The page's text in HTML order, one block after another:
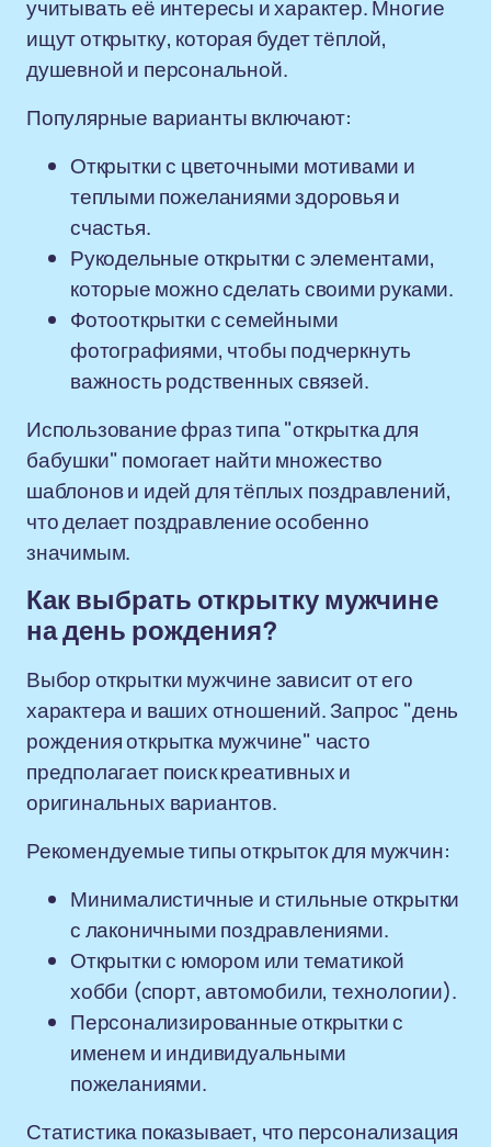
учитывать её интересы и характер. Многие
ищут открытку, которая будет тёплой,
душевной и персональной.
Популярные варианты включают:
Открытки с цветочными мотивами и
теплыми пожеланиями здоровья и
счастья.
Рукодельные открытки с элементами,
которые можно сделать своими руками.
Фотооткрытки с семейными
фотографиями, чтобы подчеркнуть
важность родственных связей.
Использование фраз типа "открытка для
бабушки" помогает найти множество
шаблонов и идей для тёплых поздравлений,
что делает поздравление особенно
значимым.
Как выбрать открытку мужчине
на день рождения?
Выбор открытки мужчине зависит от его
характера и ваших отношений. Запрос "день
рождения открытка мужчине" часто
предполагает поиск креативных и
оригинальных вариантов.
Рекомендуемые типы открыток для мужчин:
Минималистичные и стильные открытки
с лаконичными поздравлениями.
Открытки с юмором или тематикой
хобби (спорт, автомобили, технологии).
Персонализированные открытки с
именем и индивидуальными
пожеланиями.
Статистика показывает, что персонализация